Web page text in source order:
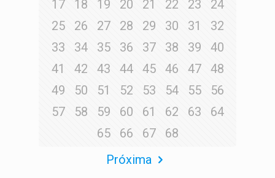
17
18 19 20 21 22 23
24
25
26 27 28 29 30 31
32
33
34 35 36 37 38 39
40
41
42 43 44 45 46 47
48
49
50 51 52 53 54 55
56
57
58 59 60 61 62 63
64
65
66 67
68
Próxima